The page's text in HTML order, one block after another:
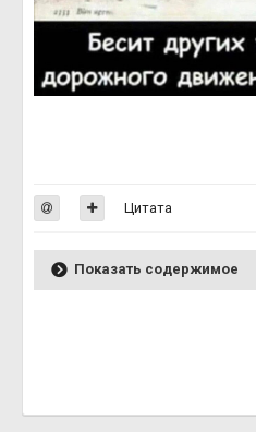
Цитата
Показать содержимое